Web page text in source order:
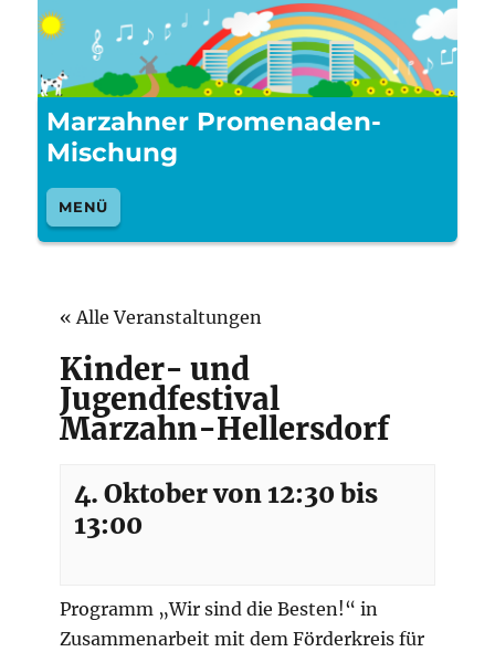
Marzahner Promenaden-
Mischung
MENÜ
« Alle Veranstaltungen
Kinder- und
Jugendfestival
Marzahn-Hellersdorf
4. Oktober von 12:30 bis
13:00
Programm „Wir sind die Besten!“ in
Zusammenarbeit mit dem Förderkreis für